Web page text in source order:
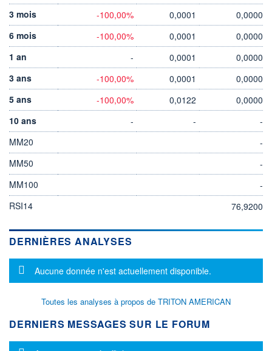
3 mois
-100,00% 0,0001
0,0000
6 mois
-100,00% 0,0001
0,0000
1 an
- 0,0001
0,0000
3 ans
-100,00% 0,0001
0,0000
5 ans
-100,00% 0,0122
0,0000
10 ans
- -
-
MM20
-
MM50
-
MM100
-
RSI14
76,9200
DERNIÈRES ANALYSES
Message d'information
Aucune donnée n'est actuellement disponible.
Toutes les analyses à propos de TRITON AMERICAN
DERNIERS MESSAGES SUR LE FORUM